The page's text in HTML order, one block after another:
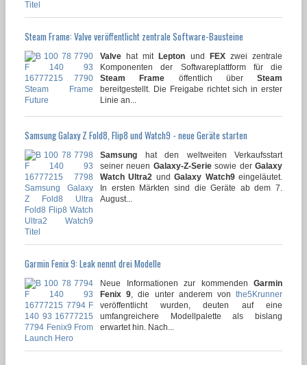
Steam Frame: Valve veröffentlicht zentrale Software-Bausteine
Valve hat mit Lepton und FEXzwei zentrale
Komponenten der Softwareplattform für die
Steam Frame öffentlich über Steam
bereitgestellt. Die Freigabe richtet sich in erster
Linie an...
Samsung Galaxy Z Fold8, Flip8 und Watch9 - neue Geräte starten
Samsung hat den weltweiten Verkaufsstart
seiner neuen Galaxy-Z-Seriesowie derGalaxy
Watch Ultra2 undGalaxy Watch9eingeläutet.
In ersten Märkten sind die Geräte ab dem 7.
August...
Garmin Fenix 9: Leak nennt drei Modelle
Neue Informationen zur kommenden Garmin
Fenix 9, die unter anderem vonthe5Krunner
veröffentlicht wurden, deuten auf eine
umfangreichere Modellpalette als bislang
erwartet hin. Nach...